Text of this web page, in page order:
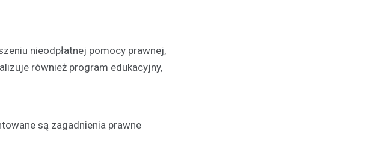
nieodpłatnej pomocy prawnej,
również program edukacyjny,
są zagadnienia prawne